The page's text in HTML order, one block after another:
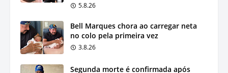
5.8.26
Bell Marques chora ao carregar neta
no colo pela primeira vez
3.8.26
Segunda morte é confirmada após